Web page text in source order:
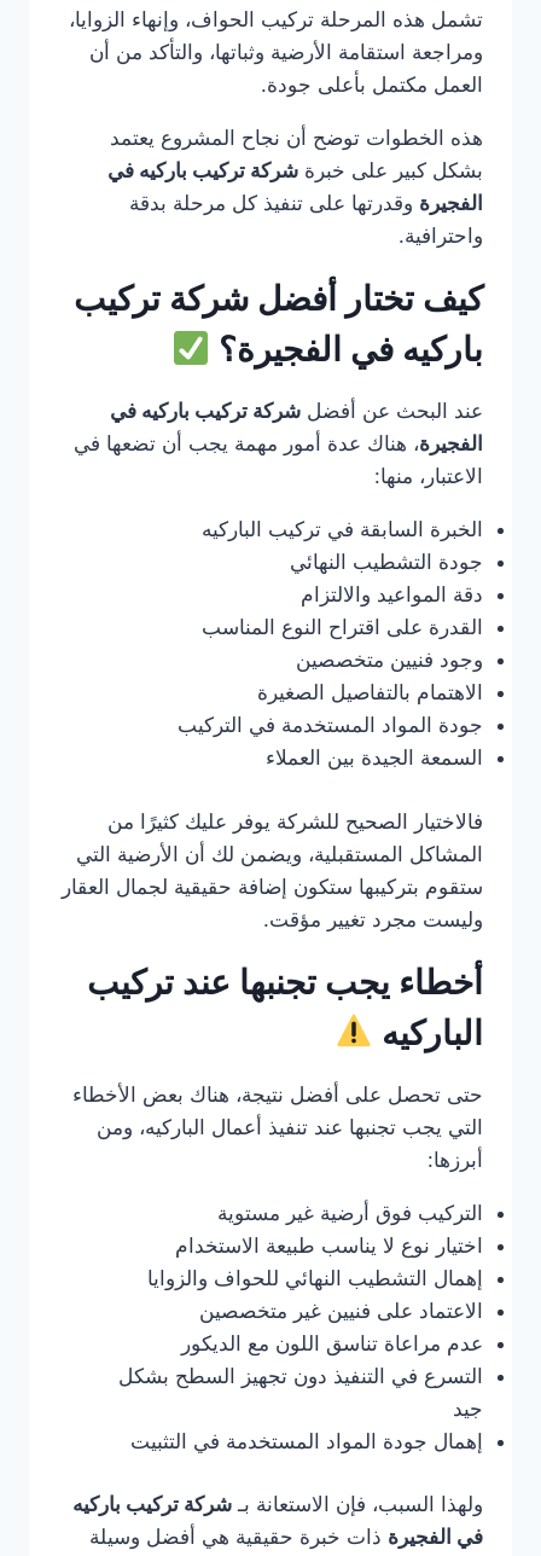
تشمل هذه المرحلة تركيب الحواف، وإنهاء الزوايا،
ومراجعة استقامة الأرضية وثباتها، والتأكد من أن
العمل مكتمل بأعلى جودة.
هذه الخطوات توضح أن نجاح المشروع يعتمد
بشكل كبير على خبرة شركة تركيب باركيه في
الفجيرة وقدرتها على تنفيذ كل مرحلة بدقة
واحترافية.
كيف تختار أفضل شركة تركيب
باركيه في الفجيرة؟
عند البحث عن أفضل شركة تركيب باركيه في
الفجيرة، هناك عدة أمور مهمة يجب أن تضعها في
الاعتبار، منها:
الخبرة السابقة في تركيب الباركيه
جودة التشطيب النهائي
دقة المواعيد والالتزام
القدرة على اقتراح النوع المناسب
وجود فنيين متخصصين
الاهتمام بالتفاصيل الصغيرة
جودة المواد المستخدمة في التركيب
السمعة الجيدة بين العملاء
فالاختيار الصحيح للشركة يوفر عليك كثيرًا من
المشاكل المستقبلية، ويضمن لك أن الأرضية التي
ستقوم بتركيبها ستكون إضافة حقيقية لجمال العقار
وليست مجرد تغيير مؤقت.
أخطاء يجب تجنبها عند تركيب
الباركيه
حتى تحصل على أفضل نتيجة، هناك بعض الأخطاء
التي يجب تجنبها عند تنفيذ أعمال الباركيه، ومن
أبرزها:
التركيب فوق أرضية غير مستوية
اختيار نوع لا يناسب طبيعة الاستخدام
إهمال التشطيب النهائي للحواف والزوايا
الاعتماد على فنيين غير متخصصين
عدم مراعاة تناسق اللون مع الديكور
التسرع في التنفيذ دون تجهيز السطح بشكل
جيد
إهمال جودة المواد المستخدمة في التثبيت
ولهذا السبب، فإن الاستعانة بـ شركة تركيب باركيه
في الفجيرة ذات خبرة حقيقية هي أفضل وسيلة